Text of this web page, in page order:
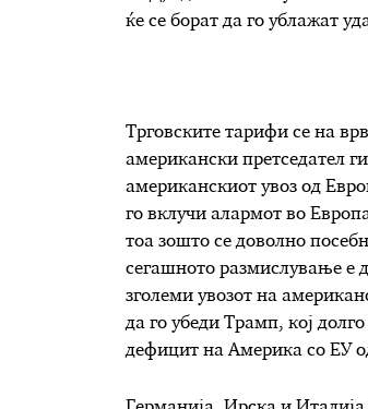
ќе се борат да го ублажат
Трговските тарифи се на
американски претседател
американскиот увоз од
го вклучи алармот во
тоа зошто се доволно
сегашното размислување е
зголеми увозот на
да го убеди Трамп, кој
дефицит на Америка со ЕУ